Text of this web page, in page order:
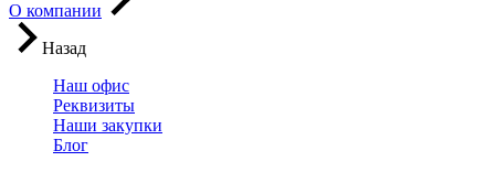
О компании
Назад
Наш офис
Реквизиты
Наши закупки
Блог